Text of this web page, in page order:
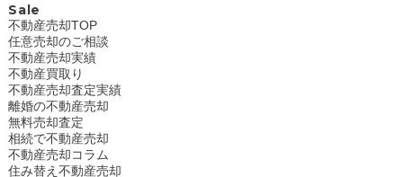
Sale
不動産売却TOP
任意売却のご相談
不動産売却実績
不動産買取り
不動産売却査定実績
離婚の不動産売却
無料売却査定
相続で不動産売却
不動産売却コラム
住み替え不動産売却